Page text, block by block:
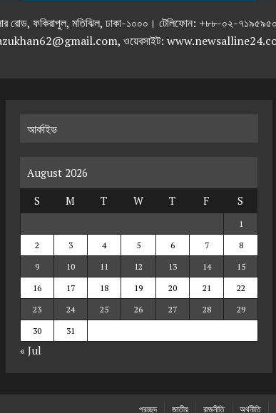
সার্কুলার রোড, ফকিরাপুল, মতিঝিল, ঢাকা-১০০০। টেলিফোন:
ওয়েবসাইট:
আর্কাইভ
August 2026
S
M T W T F S
1
2
3 4 5 6 7
8
9
10 11 12 13 14
15
16
17 18 19 20 21
22
23
24 25 26 27 28
29
30
31
« Jul
প্রচ্ছদ জাতীয় রাজনীতি অর্থনীতি